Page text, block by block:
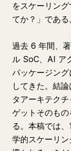
をスケーリン
てか？」である
過去 6 年間、
ル SoC、AI ア
パッケージン
してきた。結
タアーキテク
ゲットそのも
る。本稿では
学的スケーリ